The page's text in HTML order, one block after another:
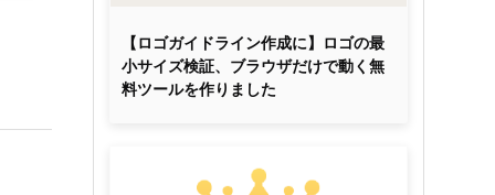
【ロゴガイドライン作成に】ロゴの最
小サイズ検証、ブラウザだけで動く無
料ツールを作りました